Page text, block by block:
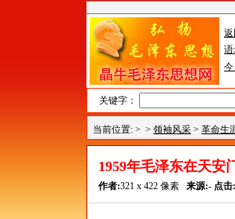
今
关键字：
当前位置: > > 领袖风采 > 革命生
1959年毛泽东在天安
作者:321 x 422 像素 来源:- 点击